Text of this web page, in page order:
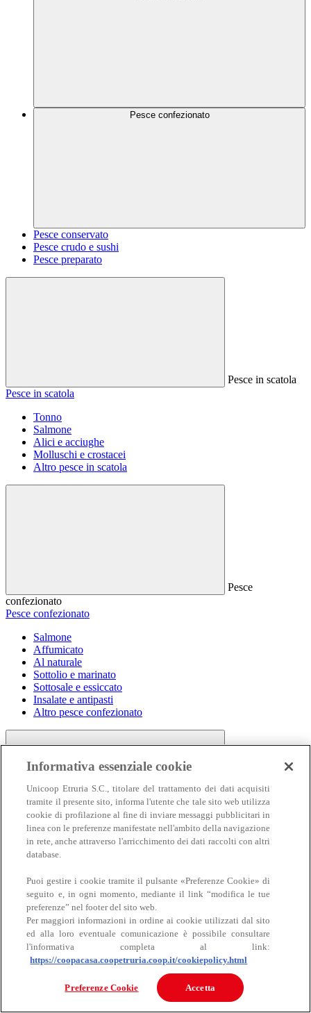
Pesce confezionato
Pesce conservato
Pesce crudo e sushi
Pesce preparato
Pesce in scatola
Pesce in scatola
Tonno
Salmone
Alici e acciughe
Molluschi e crostacei
Altro pesce in scatola
Pesce
confezionato
Pesce confezionato
Salmone
Affumicato
Al naturale
Sottolio e marinato
Sottosale e essiccato
Insalate e antipasti
Altro pesce confezionato
Carne
Carne
Bovino
Informativa essenziale cookie
Unicoop Etruria S.C., titolare del trattamento dei dati acquisiti
tramite il presente sito, informa l'utente che tale sito web utilizza
cookie di profilazione al fine di inviare messaggi pubblicitari in
linea con le preferenze manifestate nell'ambito della navigazione
in rete, anche attraverso l'arricchimento dei dati raccolti con altri
database.
Puoi gestire i cookie tramite il pulsante «Preferenze Cookie» di
seguito e, in ogni momento, mediante il link “modifica le tue
preferenze” nel footer del sito web.
Per maggiori informazioni in ordine ai cookie utilizzati dal sito
ed alla loro eventuale comunicazione è possibile consultare
l'informativa completa al link:
https://coopacasa.coopetruria.coop.it/cookiepolicy.html
Preferenze Cookie Accetta